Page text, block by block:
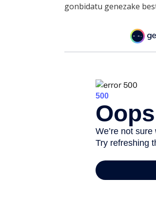
gonbidatu genezake